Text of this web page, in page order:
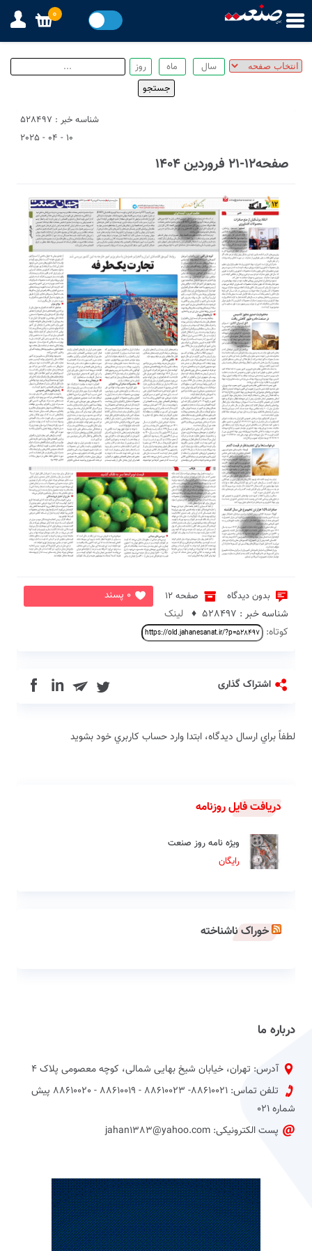
شناسه خبر : 528497
10 - 04 - 2025
صفحه12-21 فروردین 1404
1
2
3
4
5
6
7
بدون دیدگاه صفحه 12
0 پسند
شناسه خبر : 528497 ♦
لینک
کوتاه:
اشتراک گذاری in
لطفاً براي ارسال دیدگاه، ابتدا وارد حساب كاربري خود بشويد
دریافت فایل روزنامه
ویژه نامه روز صنعت
رایگان
خوراک ناشناخته
درباره ما
آدرس: تهران، خیابان شیخ بهایی شمالی، کوچه معصومی پلاک 4
تلفن تماس: 88610021- 88610023 - 88610019 - 88610020 پیش
شماره 021
پست الکترونیکی: jahan1383@yahoo.com
0